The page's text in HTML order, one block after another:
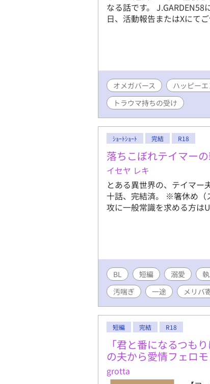
なる話です。
日、活動報告またはXにてご
オメガバース ハッピーエ
トラウマ持ちの受け
ｼｮｰﾄｼｮｰﾄ 完結 R18
落ちこぼれテイマー
イセヤ レキ
とある異世界の、テイマ
十話、完結済。 ※箸休め（
攻に一般常識を求める方は
BL 短編 溺愛
汚喘ぎ
一途 メリバ
短編 完結 R18
「君と番になるつも
の夫から愛情フェロ
grotta